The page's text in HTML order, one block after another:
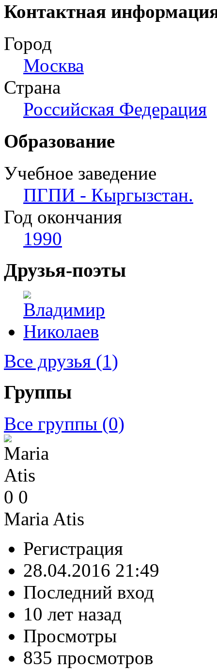
Контактная
Город
Москва
Страна
Российская Федерация
Образование
Учебное заведение
ПГПИ - Кыргызстан.
Год окончания
1990
Друзья-поэты
Все друзья (1)
Группы
Все группы (0)
0 0
Maria Atis
Регистрация
28.04.2016 21:49
Последний вход
10 лет назад
Просмотры
835 просмотров